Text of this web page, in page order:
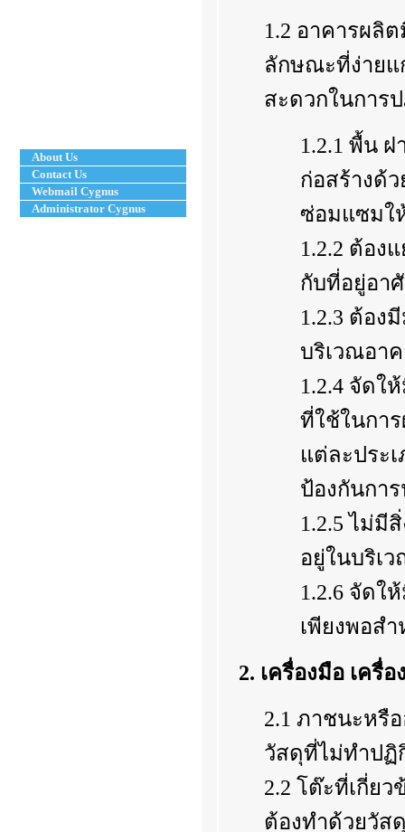
About Us
Contact Us
Webmail Cygnus
Administrator Cygnus
1.2 อาคารผลิ
ลักษณะที่ง่ายแ
สะดวกในการ
1.2.1 พื้น
ก่อสร้างด้
ซ่อมแซมใ
1.2.2 ต้อง
กับที่อยู่อา
1.2.3 ต้อง
บริเวณอา
1.2.4 จัดใ
ที่ใช้ในกา
แต่ละประ
ป้องกันกา
1.2.5 ไม่มี
อยู่ในบริเ
1.2.6 จัดใ
เพียงพอส
2. เครื่องมือ เครื่
2.1 ภาชนะหรื
วัสดุที่ไม่ทำปฏิ
2.2 โต๊ะที่เกี่ย
ต้องทำด้วยวัส